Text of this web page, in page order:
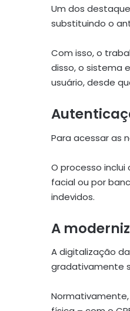
Um dos
substituindo o
Com isso, o
disso, o sistema
usuário, desde
Para acessar as
O processo
facial ou por
indevidos.
A
A digitalização
gradativamente